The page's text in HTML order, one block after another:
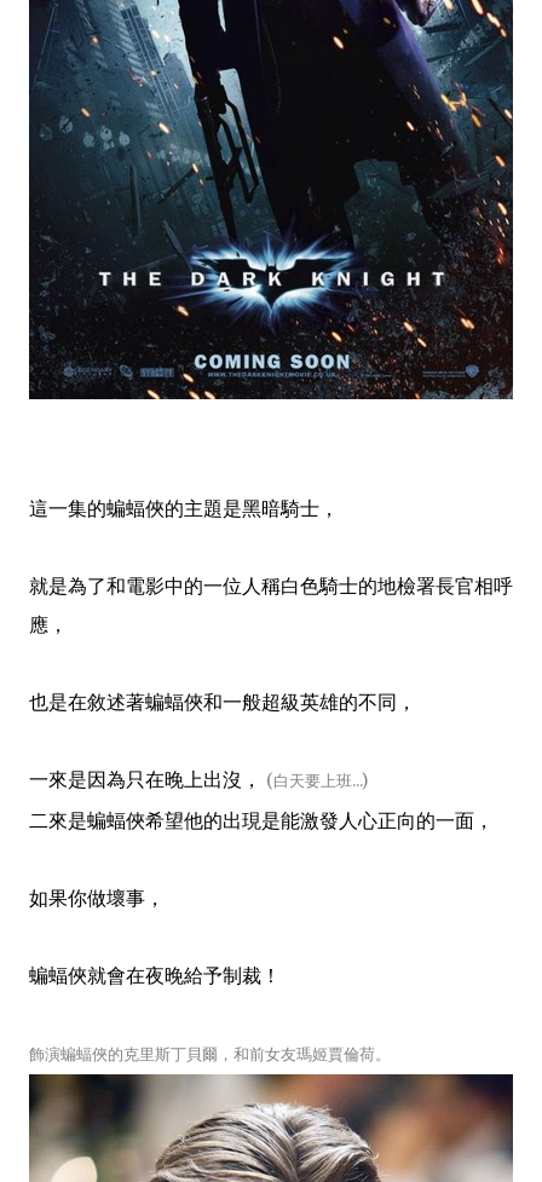
這一集的蝙蝠俠的主題是黑暗騎士，
就是為了和電影中的一位人稱白色騎士的地檢署長官相呼
應，
也是在敘述著蝙蝠俠和一般超級英雄的不同，
一來是因為只在晚上出沒， (白天要上班...)
二來是蝙蝠俠希望他的出現是能激發人心正向的一面，
如果你做壞事，
蝙蝠俠就會在夜晚給予制裁！
飾演蝙蝠俠的克里斯丁貝爾，和前女友瑪姬賈倫荷。